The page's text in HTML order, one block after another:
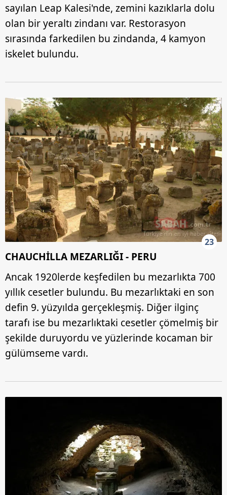
sayılan Leap Kalesi'nde, zemini kazıklarla dolu
olan bir yeraltı zindanı var. Restorasyon
sırasında farkedilen bu zindanda, 4 kamyon
iskelet bulundu.
23
CHAUCHİLLA MEZARLIĞI - PERU
Ancak 1920lerde keşfedilen bu mezarlıkta 700
yıllık cesetler bulundu. Bu mezarlıktaki en son
defin 9. yüzyılda gerçekleşmiş. Diğer ilginç
tarafı ise bu mezarlıktaki cesetler çömelmiş bir
şekilde duruyordu ve yüzlerinde kocaman bir
gülümseme vardı.